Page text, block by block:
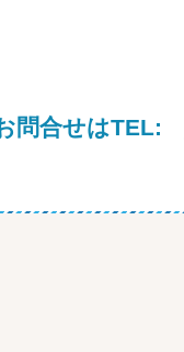
問合せはTEL: